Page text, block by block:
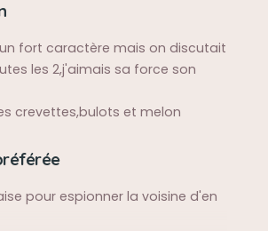
fort caractère mais on discutait
les 2,j'aimais sa force son
crevettes,bulots et melon
pour espionner la voisine d'en